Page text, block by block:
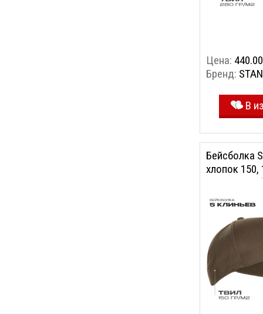
Цена:
Бренд: STAN
В
Бейсболка
хлопок 150,
58/ONE